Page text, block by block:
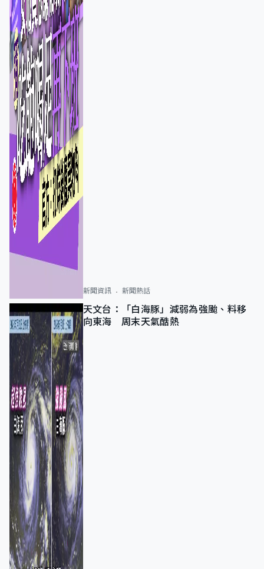
新聞資訊 新聞熱話
天文台：「白海豚」減弱為強颱、料移
向東海 周末天氣酷熱